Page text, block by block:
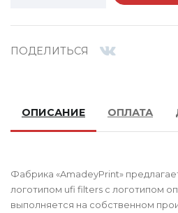
ПОДЕЛИТЬСЯ
ОПИСАНИЕ ОПЛАТА
Фабрика «AmadeyPrint»
логотипом ufi filters с логотипом
выполняется на собственном